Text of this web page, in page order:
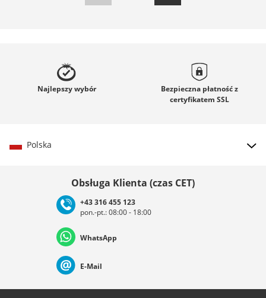
Najlepszywybór
Bezpieczna płatność z
certyfikatem SSL
Polska
Deutschland Österreich
Nederland Italia (Italiano) Italien (Deutsch)
Obsługa Klienta (czas CET)
+43 316 455 123
pon.-pt.: 08:00 - 18:00
WhatsApp
E-Mail